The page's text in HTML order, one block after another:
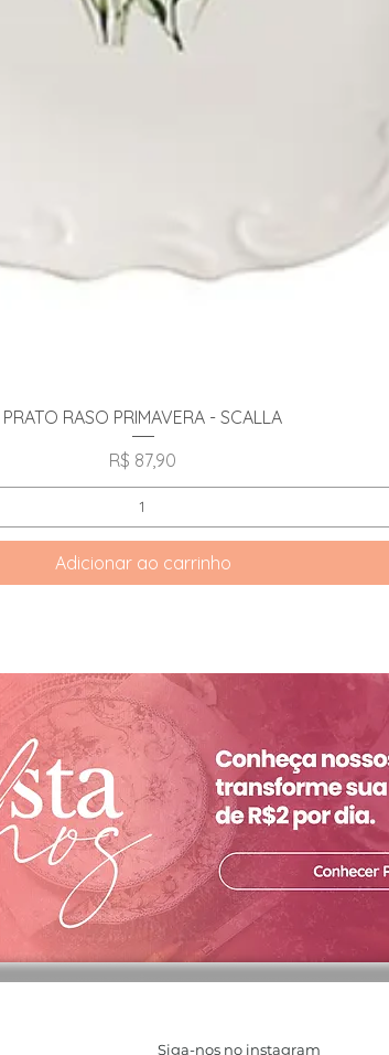
Visualização rápida
PRATO RASO PRIMAVERA - SCALLA
Preço
R$ 87,90
Adicionar ao carrinho
Siga-nos no instagram